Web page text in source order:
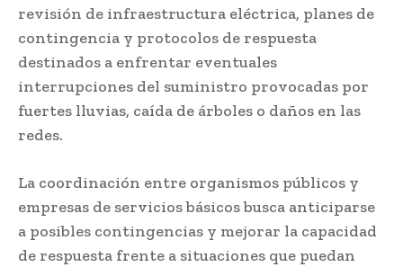
revisión de infraestructura eléctrica, planes de
contingencia y protocolos de respuesta
destinados a enfrentar eventuales
interrupciones del suministro provocadas por
fuertes lluvias, caída de árboles o daños en las
redes.
La coordinación entre organismos públicos y
empresas de servicios básicos busca anticiparse
a posibles contingencias y mejorar la capacidad
de respuesta frente a situaciones que puedan